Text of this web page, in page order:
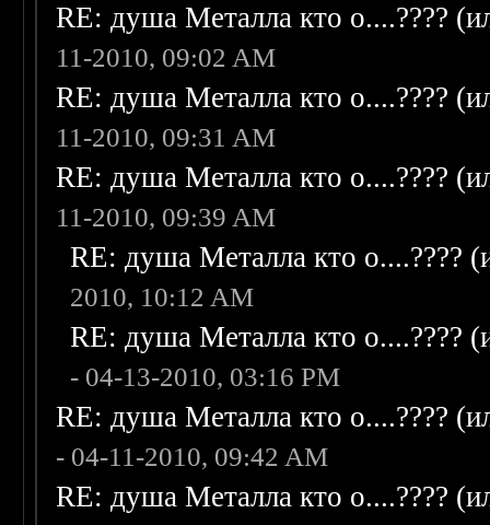
RE: душа Металла кто о....????
11-2010, 09:02 AM
RE: душа Металла кто о....????
11-2010, 09:31 AM
RE: душа Металла кто о....????
11-2010, 09:39 AM
RE: душа Металла кто о....????
2010, 10:12 AM
RE: душа Металла кто о....????
- 04-13-2010, 03:16 PM
RE: душа Металла кто о....????
- 04-11-2010, 09:42 AM
RE: душа Металла кто о....????